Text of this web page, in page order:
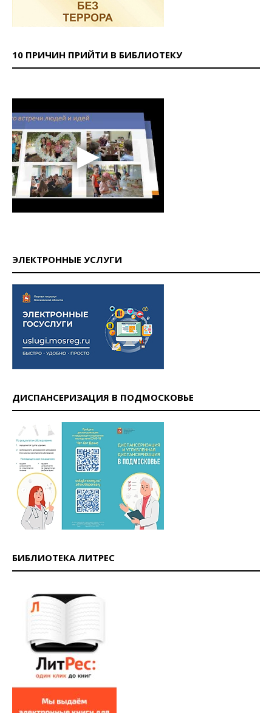
10 ПРИЧИН ПРИЙТИ В БИБЛИОТЕКУ
ЭЛЕКТРОННЫЕ УСЛУГИ
ДИСПАНСЕРИЗАЦИЯ В ПОДМОСКОВЬЕ
БИБЛИОТЕКА ЛИТРЕС